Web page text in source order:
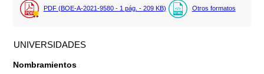
PDF (BOE-A-2021-9580 - 1 pág. - 209 KB) Otros formatos
UNIVERSIDADES
Nombramientos